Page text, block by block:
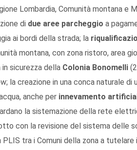
Lombardia, Comunità montana e
di due aree parcheggio a
ai bordi della strada; la
montana, con zona ristoro, area
sicurezza della Colonia Bonomelli
la creazione in una conca naturale di
anche per innevamento
la sistemazione della rete
con la revisione del sistema delle
tra i Comuni della zona a